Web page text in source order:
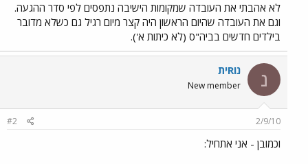
לא אהבתי את העובדה שמקומות הישיבה נתפסים לפי סדר ההגעה.
וגם את העובדה שהיום הראשון היה קצר מיום רגיל גם כשלא מדובר
בילדים חדשים בביה"ס (לא כיתות א').
נ נוRית
New member
2/9/10
#2
וכמובן - אני אתחיל: